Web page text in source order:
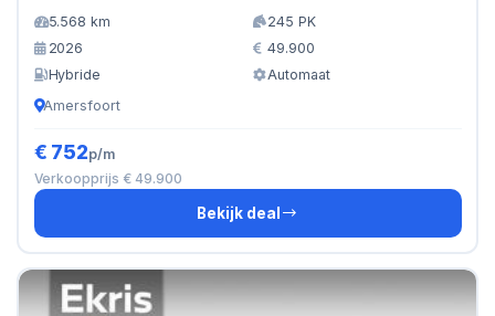
5.568 km
245 PK
2026
49.900
Hybride
Automaat
Amersfoort
€ 752p/m
Verkoopprijs € 49.900
Bekijk deal